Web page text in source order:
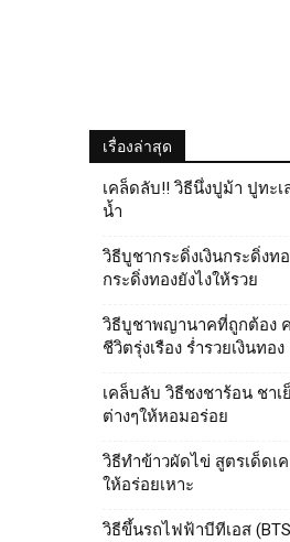
เรื่องล่าสุด
เคล็ดลับ!! วิธีนึ่งปูม้า ปูทะเ
น้ำ
วิธีบูชากระดิ่งเงินกระดิ่งทอ
กระดิ่งทองยังไงให้รวย
วิธีบูชาพญานาคที่ถูกต้อง
ชีวิตรุ่งเรือง ร่ำรวยเงินทอง
เคล็บลับ วิธีชงชาร้อน ชา
ต่างๆให้หอมอร่อย
วิธีทําข้าวผัดไข่ สูตรเด็ดเ
ให้อร่อยเหาะ
วิธีขึ้นรถไฟฟ้าบีทีเอส